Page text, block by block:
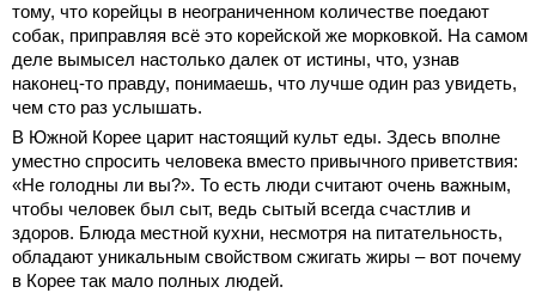
тому, что корейцы в неограниченном количестве поедают
собак, приправляя всё это корейской же морковкой. На самом
деле вымысел настолько далек от истины, что, узнав
наконец-то правду, понимаешь, что лучше один раз увидеть,
чем сто раз услышать.
В Южной Корее царит настоящий культ еды. Здесь вполне
уместно спросить человека вместо привычного приветствия:
«Не голодны ли вы?». То есть люди считают очень важным,
чтобы человек был сыт, ведь сытый всегда счастлив и
здоров. Блюда местной кухни, несмотря на питательность,
обладают уникальным свойством сжигать жиры – вот почему
в Корее так мало полных людей.